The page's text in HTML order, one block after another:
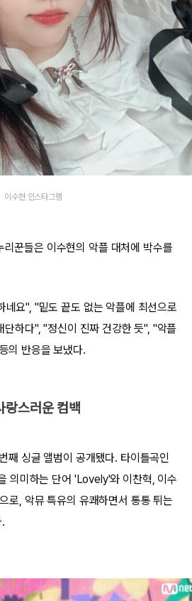
이수현 인스타그램
꾼들은 이수현의 악플 대처에 박수를
네요", "밑도 끝도 없는 악플에 최선으로
단하다", "정신이 진짜 건강한 듯", "악플
의 반응을 보냈다.
스러운 컴백
째 싱글 앨범이 공개됐다. 타이틀곡인
의미하는 단어 'Lovely'와 이찬혁, 이수
로, 악뮤 특유의 유쾌하면서 통통 튀는